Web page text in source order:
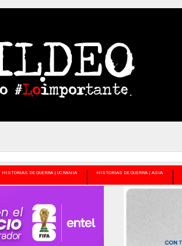
HISTORIAS DE GUERRA | UCRANIA HISTORIAS DE GUERRA | ASIA